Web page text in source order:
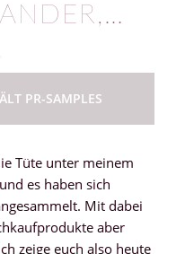
PR-SAMPLES
Tüte unter meinem
es haben sich
Mit dabei
aber
zeige euch also heute